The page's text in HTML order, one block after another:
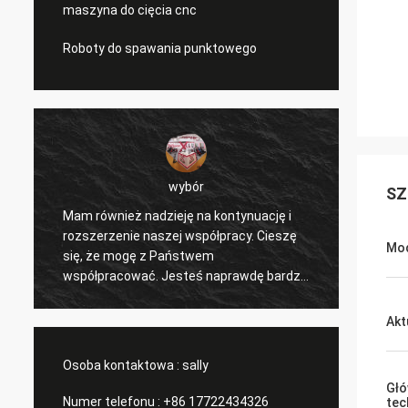
maszyna do cięcia cnc
Roboty do spawania punktowego
wybór
Mam również nadzieję na kontynuację i
rozszerzenie naszej współpracy. Cieszę
się, że mogę z Państwem
współpracować. Jesteś naprawdę bardzo
dobrym profesjonalistą i cały czas nas
i
Osoba kontaktowa : sally
Numer telefonu : +86 17722434326